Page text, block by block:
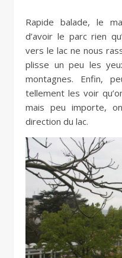
Rapide balade, le
d’avoir le parc rien
vers le lac ne nous
plisse un peu les
montagnes. Enfin,
tellement les voir
mais peu importe,
direction du lac.